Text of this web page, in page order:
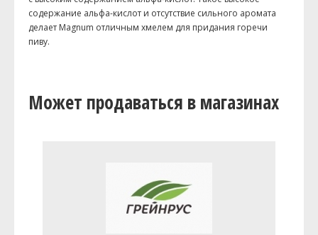
содержание альфа-кислот и отсутствие сильного аромата
делает Magnum отличным хмелем для придания горечи
пиву.
Может продаваться в магазинах